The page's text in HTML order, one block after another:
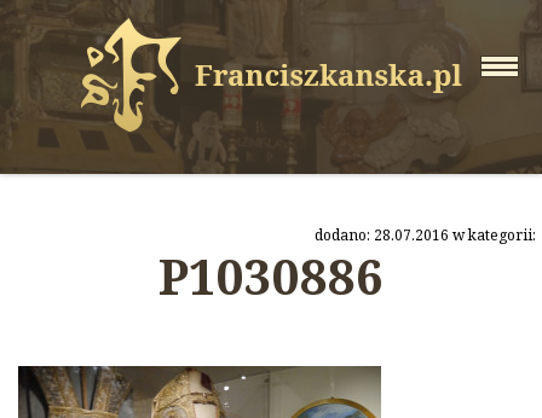
dodano: 28.07.2016 w kategorii:
P1030886